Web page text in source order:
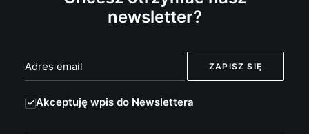
newsletter?
Akceptuję wpis do Newslettera